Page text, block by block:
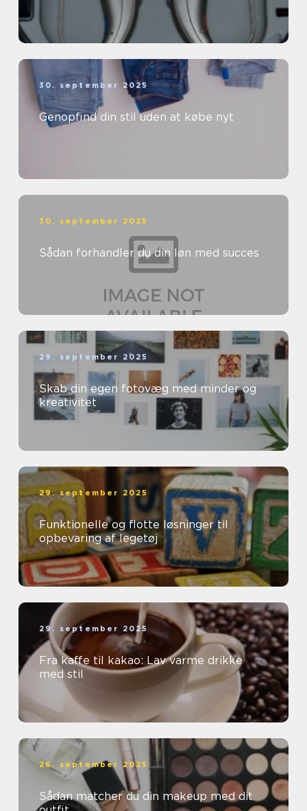
30. september 2025
Genopfind din stil uden at købe nyt
30. september 2025
Sådan forhandler du din løn med succes
29. september 2025
Skab din egen fotovæg med minder og
kreativitet
29. september 2025
Funktionelle og flotte løsninger til
opbevaring af legetøj
29. september 2025
Fra kaffe til kakao: Lav varme drikke
med stil
26. september 2025
Sådan matcher du din makeup med dit